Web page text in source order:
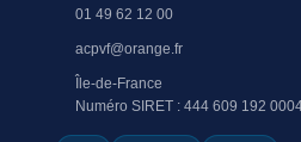
01 49 62 12 00
acpvf@orange.fr
Île-de-France
Numéro SIRET : 444 609 192